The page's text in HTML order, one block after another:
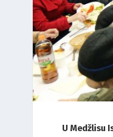
U Medžlisu